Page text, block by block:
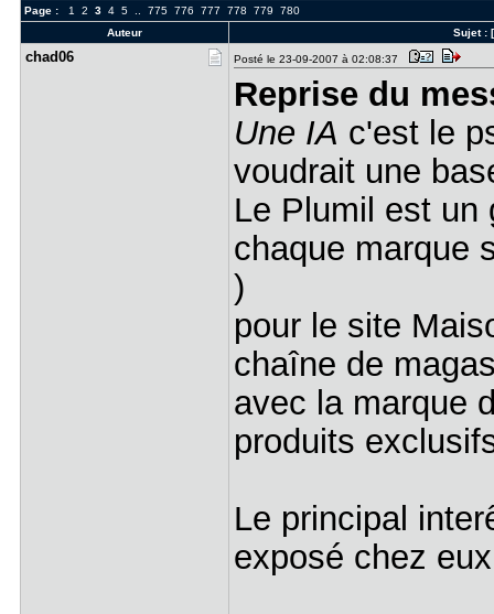
Page : 1 2 3 4 5.. 775 776 777 778 779
780
Auteur
Sujet :
chad06 Posté le 23-09-2007 à 02:08:37
Reprise du
Une IA c'est le
voudrait une
Le Plumil est un
chaque marque
)
pour le site
chaîne de
avec la marque
produits
Le principal
exposé chez